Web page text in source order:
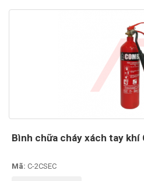
Bình chữa cháy xách tay khí
Mã: C-2CSEC